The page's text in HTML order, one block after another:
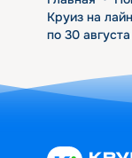
Круиз на
по 30